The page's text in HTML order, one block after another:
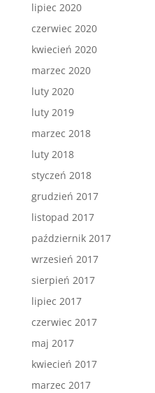
lipiec 2020
czerwiec 2020
kwiecień 2020
marzec 2020
luty 2020
luty 2019
marzec 2018
luty 2018
styczeń 2018
grudzień 2017
listopad 2017
październik 2017
wrzesień 2017
sierpień 2017
lipiec 2017
czerwiec 2017
maj 2017
kwiecień 2017
marzec 2017